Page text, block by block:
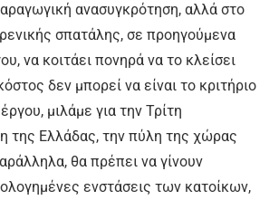
ανασυγκρότηση, αλλά στο
σπατάλης, σε προηγούμενα
να κοιτάει πονηρά να το κλείσει
δεν μπορεί να είναι το κριτήριο
μιλάμε για την Τρίτη
της Ελλάδας, την πύλη της χώρας
θα πρέπει να γίνουν
ενστάσεις των κατοίκων,